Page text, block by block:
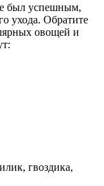
был успешным,
ухода. Обратите
овощей и
гвоздика,